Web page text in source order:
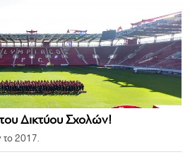
Δικτύου Σχολών!
το 2017.